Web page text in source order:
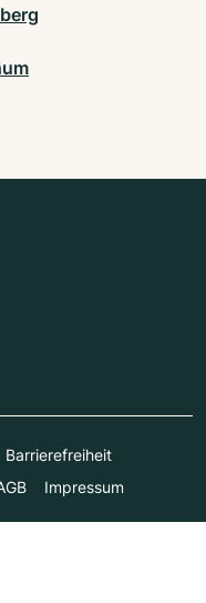
Barrierefreiheit
Impressum